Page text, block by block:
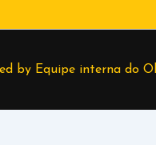
by Equipe interna do